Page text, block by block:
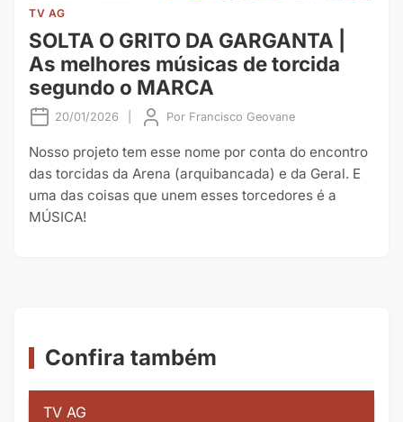
TV AG
SOLTA O GRITO DA GARGANTA |
As melhores músicas de torcida
segundo o MARCA
20/01/2026 Por Francisco Geovane
Nosso projeto tem esse nome por conta do encontro
das torcidas da Arena (arquibancada) e da Geral. E
uma das coisas que unem esses torcedores é a
MÚSICA!
Confira também
TV AG